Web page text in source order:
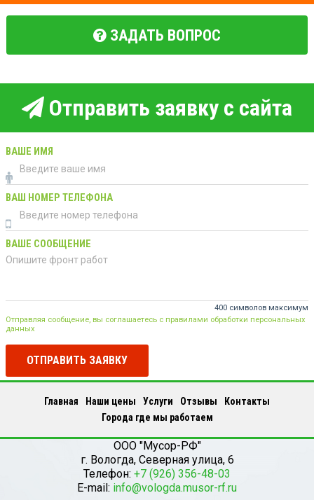
ЗАДАТЬ ВОПРОС
Отправить заявку с сайта
ВАШЕ ИМЯ
ВАШ НОМЕР ТЕЛЕФОНА
ВАШЕ СООБЩЕНИЕ
400 символов максимум
Отправляя сообщение, вы соглашаетесь с правилами обработки персональных
данных
ОТПРАВИТЬ ЗАЯВКУ
Главная Наши цены Услуги Отзывы
Контакты
Города где мы работаем
ООО "Мусор-РФ"
г. Вологда, Северная улица, 6
Телефон: +7 (926) 356-48-03
E-mail: info@vologda.musor-rf.ru